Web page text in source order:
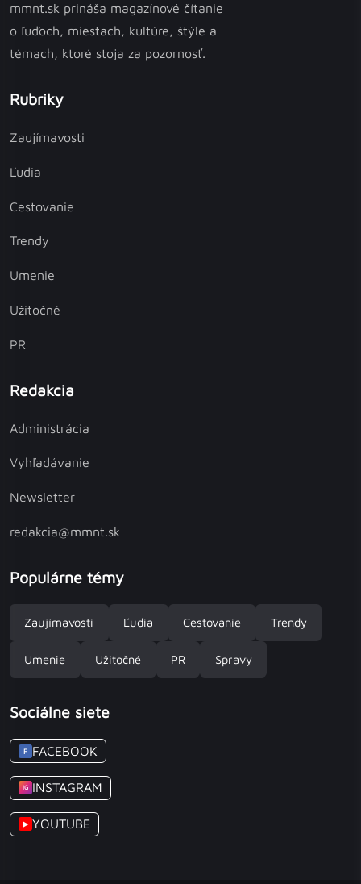
mmnt.sk prináša magazínové čítanie
o ľuďoch, miestach, kultúre, štýle a
témach, ktoré stoja za pozornosť.
Rubriky
Zaujímavosti
Ľudia
Cestovanie
Trendy
Umenie
Užitočné
PR
Redakcia
Administrácia
Vyhľadávanie
Newsletter
redakcia@mmnt.sk
Populárne témy
Zaujímavosti Ľudia Cestovanie Trendy
Umenie Užitočné PR Spravy
Sociálne siete
F FACEBOOK
IG INSTAGRAM
▶ YOUTUBE